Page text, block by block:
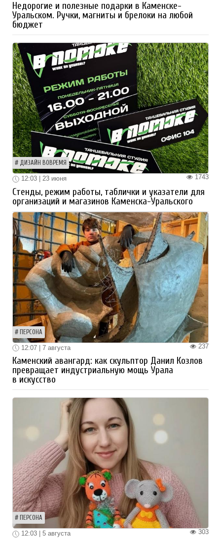
Недорогие и полезные подарки в Каменске-
Уральском. Ручки, магниты и брелоки на любой
бюджет
ДИЗАЙН ВОВРЕМЯ
1743
12:03 | 23 июня
Стенды, режим работы, таблички и указатели для
организаций и магазинов Каменска-Уральского
ПЕРСОНА
237
12:07 | 7 августа
Каменский авангард: как скульптор Данил Козлов
превращает индустриальную мощь Урала
в искусство
ПЕРСОНА
303
12:03 | 5 августа